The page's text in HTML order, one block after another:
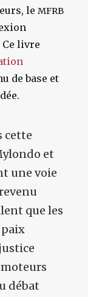
le MFRB
Ce livre
de base et
cette
et
une voie
que les
débat